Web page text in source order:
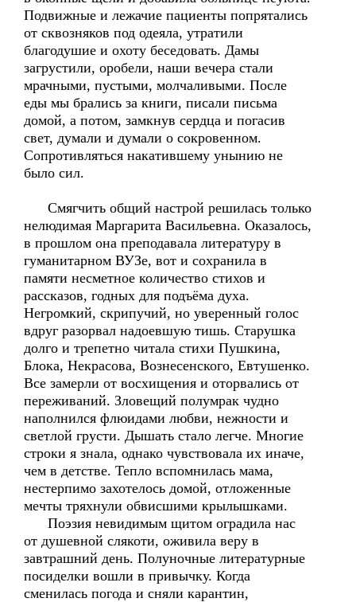
Подвижные и лежачие пациенты попрятались
от сквозняков под одеяла, утратили
благодушие и охоту беседовать. Дамы
загрустили, оробели, наши вечера стали
мрачными, пустыми, молчаливыми. После
еды мы брались за книги, писали письма
домой, а потом, замкнув сердца и погасив
свет, думали и думали о сокровенном.
Сопротивляться накатившему унынию не
было сил.
Смягчить общий настрой решилась только
нелюдимая Маргарита Васильевна. Оказалось,
в прошлом она преподавала литературу в
гуманитарном ВУЗе, вот и сохранила в
памяти несметное количество стихов и
рассказов, годных для подъёма духа.
Негромкий, скрипучий, но уверенный голос
вдруг разорвал надоевшую тишь. Старушка
долго и трепетно читала стихи Пушкина,
Блока, Некрасова, Вознесенского, Евтушенко.
Все замерли от восхищения и оторвались от
переживаний. Зловещий полумрак чудно
наполнился флюидами любви, нежности и
светлой грусти. Дышать стало легче. Многие
строки я знала, однако чувствовала их иначе,
чем в детстве. Тепло вспомнилась мама,
нестерпимо захотелось домой, отложенные
мечты тряхнули обвисшими крылышками.
Поэзия невидимым щитом оградила нас
от душевной слякоти, оживила веру в
завтрашний день. Полуночные литературные
посиделки вошли в привычку. Когда
сменилась погода и сняли карантин,